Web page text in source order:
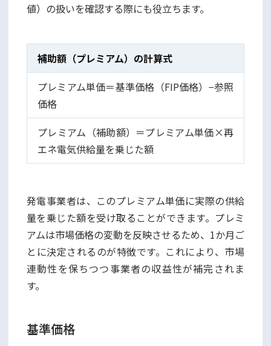
値）の扱いを確認する際にも役立ちます。
補助額（プレミアム）の計算式
プレミアム単価＝基準価格（FIP価格）−参照
価格
プレミアム（補助額）＝プレミアム単価×再
エネ電気供給量を乗じた額
発電事業者は、このプレミアム単価に実際の供給
量を乗じた額を受け取ることができます。プレミ
アムは市場価格の変動を反映させるため、1か月ご
とに決定されるのが特徴です。これにより、市場
連動性を保ちつつ事業者の収益性が補完されま
す。
基準価格